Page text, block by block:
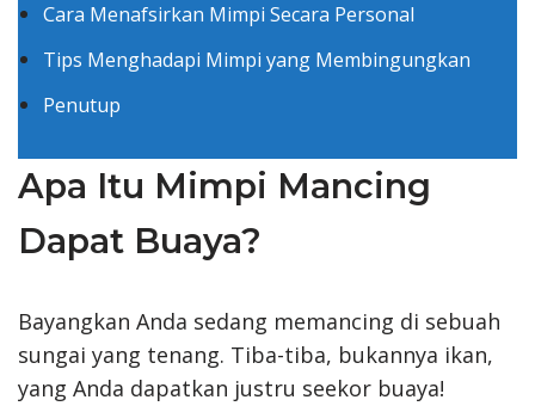
Cara Menafsirkan Mimpi Secara Personal
Tips Menghadapi Mimpi yang Membingungkan
Penutup
Apa Itu Mimpi Mancing
Dapat Buaya?
Bayangkan Anda sedang memancing di sebuah
sungai yang tenang. Tiba-tiba, bukannya ikan,
yang Anda dapatkan justru seekor buaya!